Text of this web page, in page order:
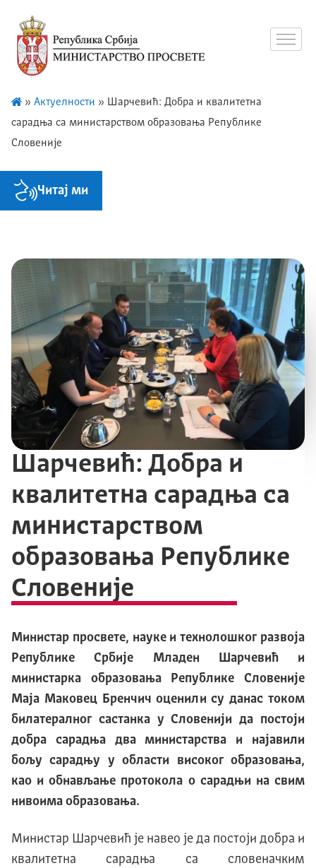
» Актуелности » Шарчевић: Добра и квалитетна
сарадња са министарством образовања Републике
Словеније
Читај ми
Шарчевић: Добра и
квалитетна сарадња са
министарством
образовања Републике
Словеније
Министар просвете, науке и технолошког развоја
Републике Србије Младен Шарчевић и
министарка образовања Републике Словеније
Маја Маковец Бренчич оценили су данас током
билатералног састанка у Словенији да постоји
добра сарадња два министарства и најавили
бољу сарадњу у области високог образовања,
као и обнављање протокола о сарадњи на свим
нивоима образовања.
Министар Шарчевић је навео је да постоји добра и
квалитетна сарадња са словеначким